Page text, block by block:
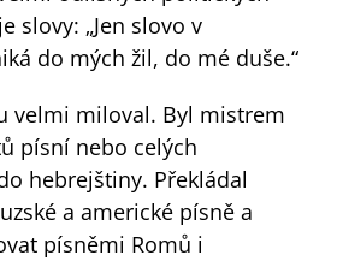
slovy: „Jen slovo v
do mých žil, do mé duše.“
velmi miloval. Byl mistrem
písní nebo celých
hebrejštiny. Překládal
a americké písně a
písněmi Romů i